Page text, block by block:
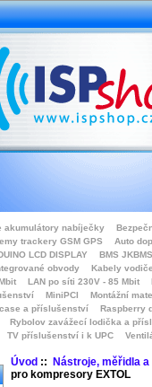
akumulátory nabíječky
trackery GSM GPS
Auto
LCD DISPLAY
BMS
obvody
Kabely
LAN po síti 230V - 85 Mbit
MiniPCI
Montážní
a příslušenství
Raspberry
Rybolov zavážecí lodička a přísl
TV příslušenství i k UPC
Úvod:: Nástroje, měřidla a
pro kompresory EXTOL